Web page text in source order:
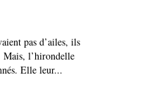
pas d’ailes, ils
Mais, l’hirondelle
Elle leur...